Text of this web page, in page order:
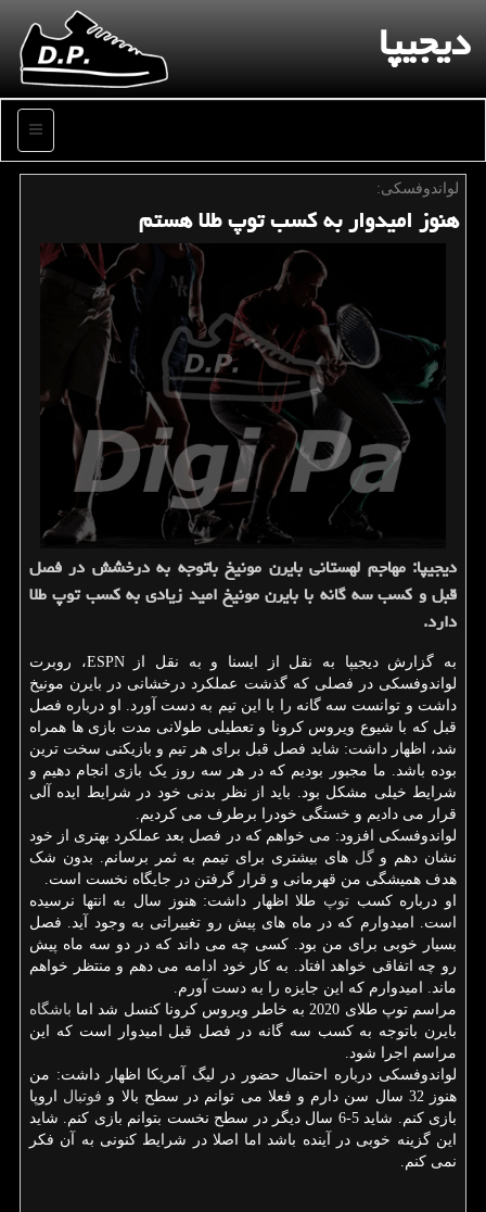
دیجیپا
منو
لواندوفسكی:
هنوز امیدوار به كسب توپ طلا هستم
دیجیپا: مهاجم لهستانی بایرن مونیخ باتوجه به درخشش در فصل
قبل و كسب سه گانه با بایرن مونیخ امید زیادی به كسب توپ طلا
دارد.
به گزارش دیجیپا به نقل از ایسنا و به نقل از ESPN، روبرت
لواندوفسکی در فصلی که گذشت عملکرد درخشانی در بایرن مونیخ
داشت و توانست سه گانه را با این تیم به دست آورد. او درباره فصل
قبل که با شیوع ویروس کرونا و تعطیلی طولانی مدت بازی ها همراه
شد، اظهار داشت: شاید فصل قبل برای هر تیم و بازیکنی سخت ترین
بوده باشد. ما مجبور بودیم که در هر سه روز یک بازی انجام دهیم و
شرایط خیلی مشکل بود. باید از نظر بدنی خود در شرایط ایده آلی
قرار می دادیم و خستگی خودرا برطرف می کردیم.
لواندوفسکی افزود: می خواهم که در فصل بعد عملکرد بهتری از خود
نشان دهم وگل های بیشتری برای تیمم به ثمر برسانم. بدون شک
هدف همیشگی من قهرمانی و قرار گرفتن در جایگاه نخست است.
او درباره کسب توپ طلا اظهار داشت: هنوز سال به انتها نرسیده
است. امیدوارم که در ماه های پیش رو تغییراتی به وجود آید. فصل
بسیار خوبی برای من بود. کسی چه می داند که در دو سه ماه پیش
رو چه اتفاقی خواهد افتاد. به کار خود ادامه می دهم و منتظر خواهم
ماند. امیدوارم که این جایزه را به دست آورم.
مراسم توپ طلای 2020 به خاطر ویروس کرونا کنسل شد اما
باشگاه
بایرن باتوجه به کسب سه گانه در فصل قبل امیدوار است که این
مراسم اجرا شود.
لواندوفسکی درباره احتمال حضور در لیگ آمریکا اظهار داشت: من
هنوز 32 سال سن دارم و فعلا می توانم در سطح بالا و
فوتبال اروپا
بازی کنم. شاید 5-6 سال دیگر در سطح نخست بتوانم بازی کنم. شاید
این گزینه خوبی در آینده باشد اما اصلا در شرایط کنونی به آن فکر
نمی کنم.